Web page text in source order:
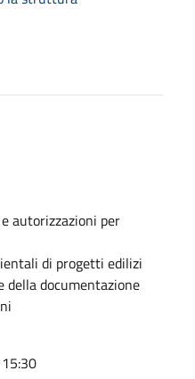
autorizzazioni per
di progetti edilizi
della documentazione